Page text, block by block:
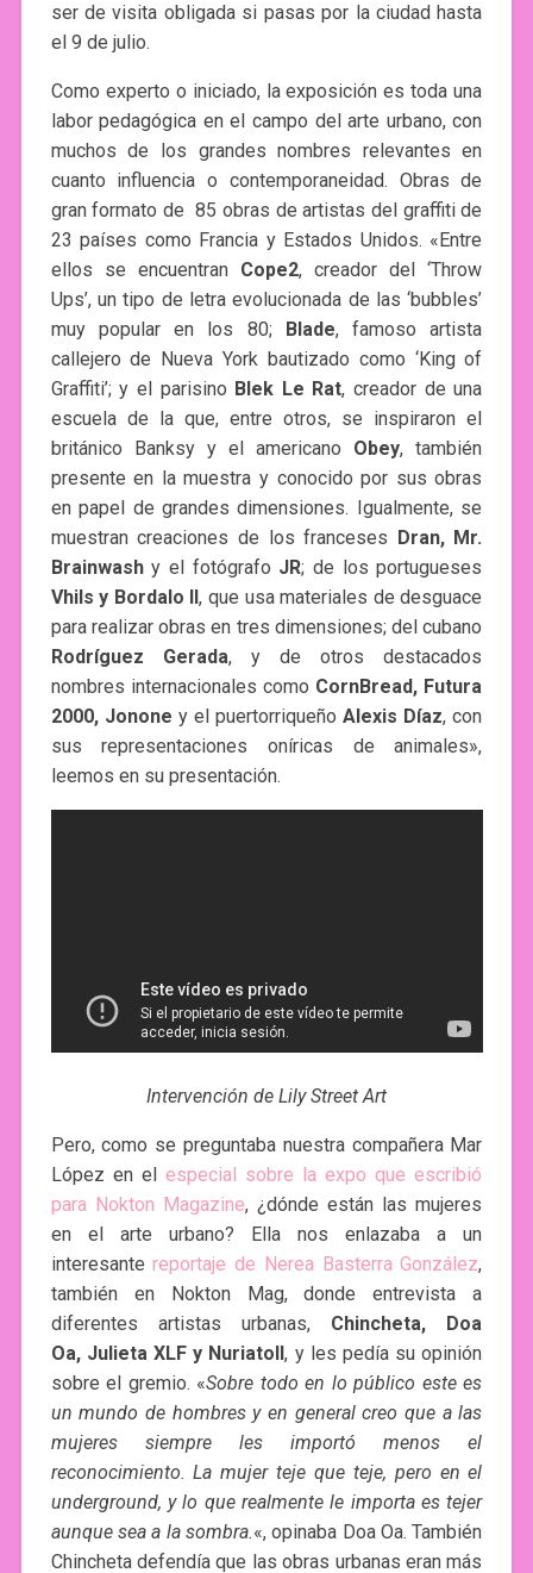
ser de visita obligada si pasas por la ciudad hasta
el 9 de julio.
Como experto o iniciado, la exposición es toda una
labor pedagógica en el campo del arte urbano, con
muchos de los grandes nombres relevantes en
cuanto influencia o contemporaneidad. Obras de
gran formato de 85 obras de artistas del graffiti de
23 países como Francia y Estados Unidos. «Entre
ellos se encuentranCope2, creador del ‘Throw
Ups’, un tipo de letra evolucionada de las ‘bubbles’
muy popular en los 80;
Blade, famoso artista
callejero de Nueva York bautizado como ‘King of
Graffiti’; y el parisino Blek Le Rat, creador de una
escuela de la que, entre otros, se inspiraron el
británico Banksy y el americano Obey, también
presente en la muestra y conocido por sus obras
en papel de grandes dimensiones. Igualmente, se
muestran creaciones de los franceses
Dran, Mr.
Brainwashy el fotógrafo JR; de los portugueses
Vhils y Bordalo II, que usa materiales de desguace
para realizar obras en tres dimensiones; del cubano
Rodríguez Gerada, y de otros destacados
nombres internacionales como CornBread, Futura
2000, Jonone y el puertorriqueñoAlexis Díaz, con
sus representaciones oníricas de animales»,
leemos en su presentación.
Intervención de Lily Street Art
Pero, como se preguntaba nuestra compañera Mar
López en el especial sobre la expo que escribió
para Nokton Magazine, ¿dónde están las mujeres
en el arte urbano? Ella nos enlazaba a un
interesantereportaje de Nerea Basterra González,
también en Nokton Mag, donde entrevista a
diferentes artistas urbanas, Chincheta, Doa
Oa, Julieta XLF y Nuriatoll, y les pedía su opinión
sobre el gremio. «Sobre todo en lo público este es
un mundo de hombres y en general creo que a las
mujeres siempre les importó menos el
reconocimiento. La mujer teje que teje, pero en el
underground, y lo que realmente le importa es tejer
aunque sea a la sombra.«, opinaba Doa Oa. También
Chincheta defendía que las obras urbanas eran más